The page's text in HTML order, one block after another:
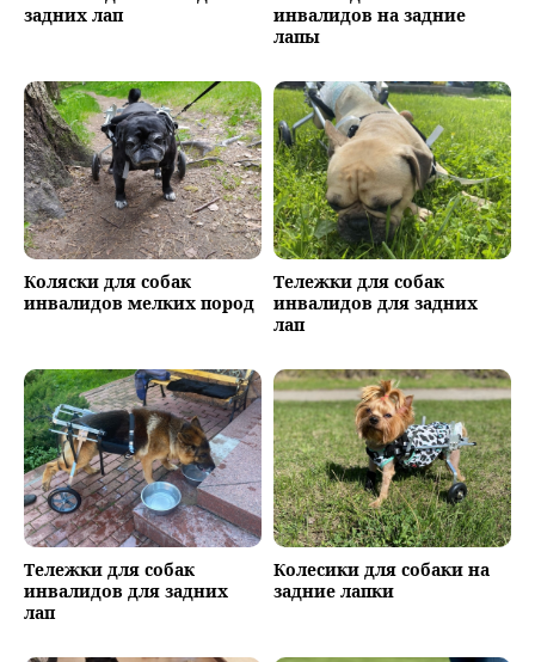
задних лап
инвалидов на задние
лапы
Коляски для собак
инвалидов мелких пород
Тележки для собак
инвалидов для задних
лап
Тележки для собак
инвалидов для задних
лап
Колесики для собаки на
задние лапки